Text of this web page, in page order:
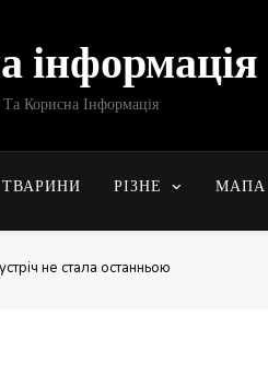
інформація
Та Корисна Інформація
ТВАРИНИ РІЗНЕ МАПА
не стала останньою